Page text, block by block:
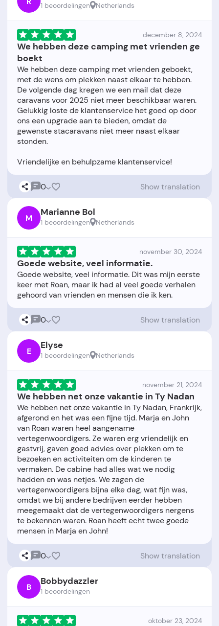
1 beoordelingen Netherlands
december 8, 2024
We hebben deze camping met vrienden ge
boekt
We hebben deze camping met vrienden geboekt,
met de wens om plekken naast elkaar te hebben.
De volgende dag kregen we een mail dat deze
caravans voor 2025 niet meer beschikbaar waren.
Gelukkig loste de klantenservice het goed op door
ons een upgrade aan te bieden, omdat de
gewenste stacaravans niet meer naast elkaar
stonden.
0 Show translation
M Marianne Bol
1 beoordelingen Netherlands
november 30, 2024
Goede website, veel informatie.
Goede website, veel informatie. Dit was mijn eerste
keer met Roan, maar ik had al veel goede verhalen
0 Show translation
E Elyse
1 beoordelingen Netherlands
november 21, 2024
We hebben net onze vakantie in Ty Nadan
We hebben net onze vakantie in Ty Nadan, Frankrijk,
afgerond en het was een fijne tijd. Marja en John
van Roan waren heel aangename
vertegenwoordigers. Ze waren erg vriendelijk en
gastvrij, gaven goed advies over plekken om te
bezoeken en activiteiten om de kinderen te
vermaken. De cabine had alles wat we nodig
hadden en was netjes. We zagen de
vertegenwoordigers bijna elke dag, wat fijn was,
omdat we bij andere bedrijven eerder hebben
meegemaakt dat de vertegenwoordigers nergens
te bekennen waren. Roan heeft echt twee goede
0 Show translation
B Bobbydazzler
1 beoordelingen
oktober 23, 2024